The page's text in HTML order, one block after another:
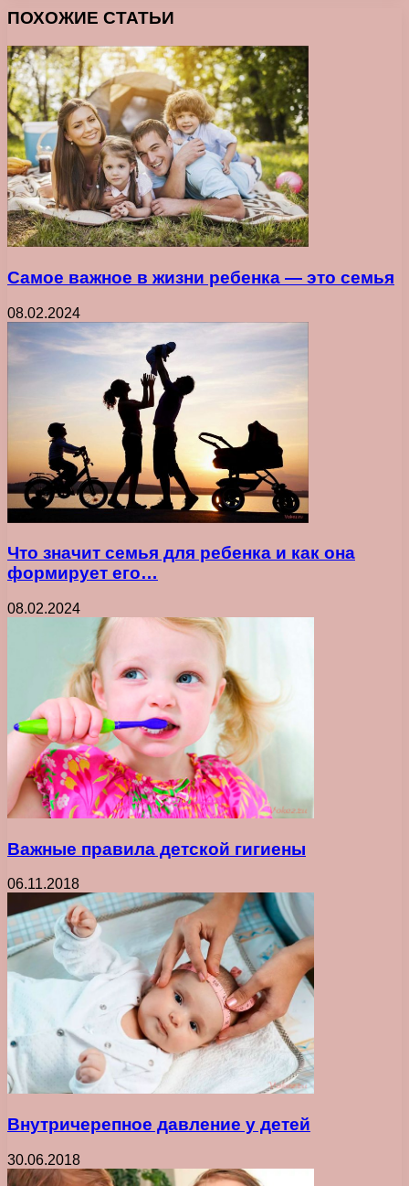
ПОХОЖИЕ СТАТЬИ
Самое важное в жизни ребенка ― это семья
08.02.2024
Что значит семья для ребенка и как она
формирует его…
08.02.2024
Важные правила детской гигиены
06.11.2018
Внутричерепное давление у детей
30.06.2018